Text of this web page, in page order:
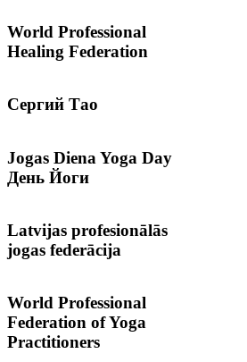
World Professional
Healing Federation
Сергий Тао
Jogas Diena Yoga Day
День Йоги
Latvijas profesionālās
jogas federācija
World Professional
Federation of Yoga
Practitioners